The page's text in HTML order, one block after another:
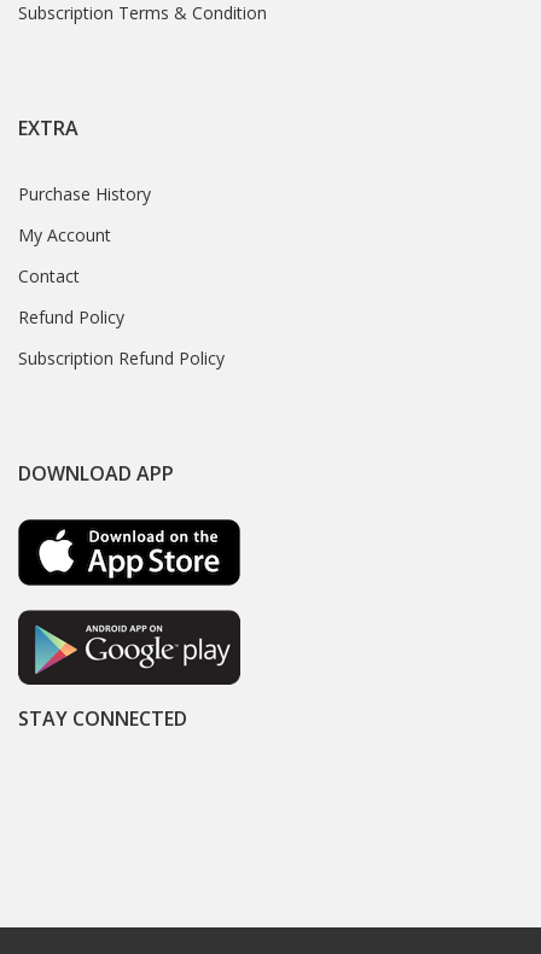
Subscription Terms & Condition
EXTRA
Purchase History
My Account
Contact
Refund Policy
Subscription Refund Policy
DOWNLOAD APP
STAY CONNECTED